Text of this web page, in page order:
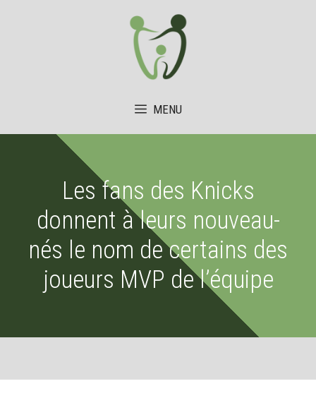
MENU
Les fans des Knicks
donnent à leurs nouveau-
nés le nom de certains des
joueurs MVP de l’équipe